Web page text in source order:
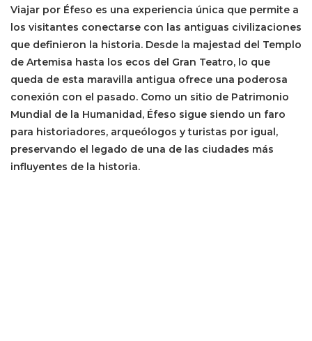
Viajar por Éfeso es una experiencia única que permite a
los visitantes conectarse con las antiguas civilizaciones
que definieron la historia. Desde la majestad del Templo
de Artemisa hasta los ecos del Gran Teatro, lo que
queda de esta maravilla antigua ofrece una poderosa
conexión con el pasado. Como un sitio de Patrimonio
Mundial de la Humanidad, Éfeso sigue siendo un faro
para historiadores, arqueólogos y turistas por igual,
preservando el legado de una de las ciudades más
influyentes de la historia.